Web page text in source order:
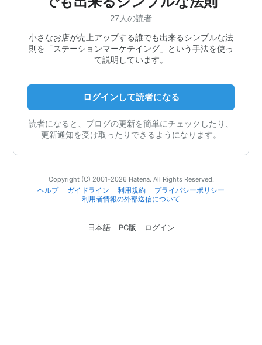
27人の読者
小さなお店が売上アップする誰でも出来るシンプルな法
則を「ステーションマーケテイング」という手法を使っ
て説明しています。
ログインして読者になる
読者になると、ブログの更新を簡単にチェックしたり、
更新通知を受け取ったりできるようになります。
Copyright (C) 2001-2026 Hatena. All Rights Reserved.
ヘルプ
ガイドライン 利用規約
プライバシーポリシー
利用者情報の外部送信について
日本語 PC版 ログイン